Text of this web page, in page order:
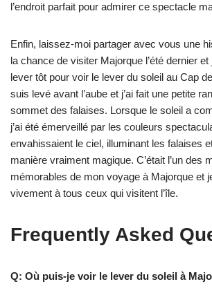
l’endroit parfait pour admirer ce spectacle
Enfin, laissez-moi partager avec vous une
la chance de visiter Majorque l’été dernier et
lever tôt pour voir le lever du soleil au Cap
suis levé avant l’aube et j’ai fait une petite
sommet des falaises. Lorsque le soleil a
j’ai été émerveillé par les couleurs
envahissaient le ciel, illuminant les falaises
manière vraiment magique. C’était l’un des
mémorables de mon voyage à Majorque et
vivement à tous ceux qui visitent l’île.
Frequently Asked
Q: Où puis-je voir le lever du soleil à